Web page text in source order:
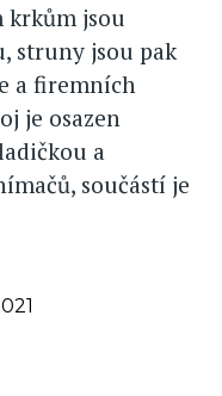
krkům jsou
struny jsou pak
a firemních
je osazen
a
součástí je